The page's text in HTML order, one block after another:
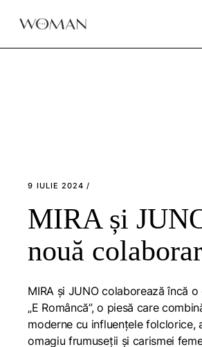
9 IULIE 2024
MIRA și
nouă
MIRA și JUNO colaborează încă
„E Româncă”, o piesă care
moderne cu influențele folclorice,
omagiu frumuseții și carismei